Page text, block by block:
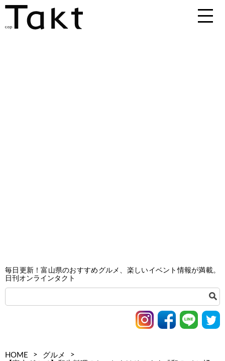
毎日更新！富山県のおすすめグルメ、楽しいイベント情報が満載。
日刊オンラインタクト
HOME > グルメ
>